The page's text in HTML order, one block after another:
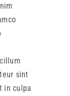
sint
in culpa